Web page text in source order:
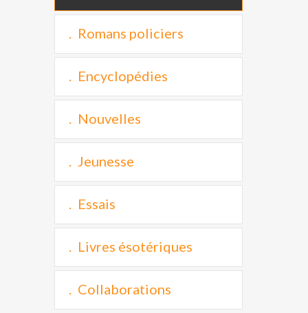
Romans policiers
Encyclopédies
Nouvelles
Jeunesse
Essais
Livres ésotériques
Collaborations